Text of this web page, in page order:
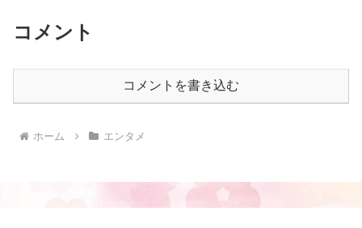
コメント
コメントを書き込む
ホーム エンタメ